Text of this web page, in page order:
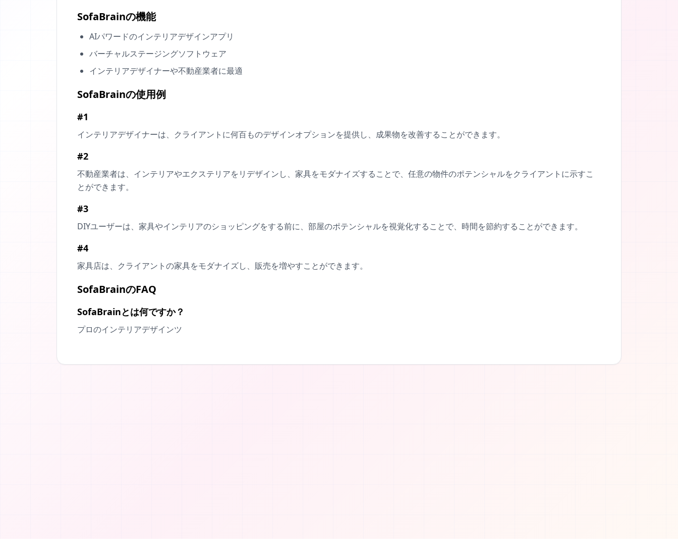
SofaBrainの機能
AIパワードのインテリアデザインアプリ
バーチャルステージングソフトウェア
インテリアデザイナーや不動産業者に最適
SofaBrainの使用例
#1
インテリアデザイナーは、クライアントに何百ものデザインオプションを提供し、成果物を改善することができます。
#2
不動産業者は、インテリアやエクステリアをリデザインし、家具をモダナイズすることで、任意の物件のポテンシャルをクライアントに示すこ
とができます。
#3
DIYユーザーは、家具やインテリアのショッピングをする前に、部屋のポテンシャルを視覚化することで、時間を節約することができます。
#4
家具店は、クライアントの家具をモダナイズし、販売を増やすことができます。
SofaBrainのFAQ
SofaBrainとは何ですか？
プロのインテリアデザインツ